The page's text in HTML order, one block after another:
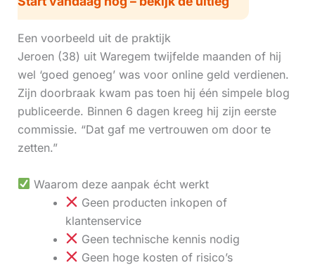
Een voorbeeld uit de praktijk
Jeroen (38) uit Waregem twijfelde maanden of hij
wel ‘goed genoeg’ was voor online geld verdienen.
Zijn doorbraak kwam pas toen hij één simpele blog
publiceerde. Binnen 6 dagen kreeg hij zijn eerste
commissie. “Dat gaf me vertrouwen om door te
zetten.”
Waarom deze aanpak écht werkt
Geen producten inkopen of
klantenservice
Geen technische kennis nodig
Geen hoge kosten of risico’s